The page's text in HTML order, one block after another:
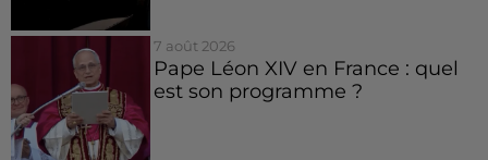
7 août 2026
Pape Léon XIV en France : quel
est son programme ?